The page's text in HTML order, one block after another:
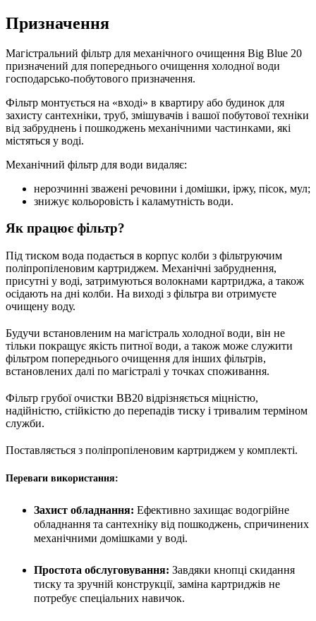
Призначення
Магістральний фільтр для механічного очищення Big Blue 20
призначений для попереднього очищення холодної води
господарсько-побутового призначення.
Фільтр монтується на «вході» в квартиру або будинок для
захисту сантехніки, труб, змішувачів і вашої побутової техніки
від забруднень і пошкоджень механічними частинками, які
містяться у воді.
Механічний фільтр для води видаляє:
нерозчинні зважені речовини і домішки, іржу, пісок, мул;
знижує кольоровість і каламутність води.
Як працює фільтр?
Під тиском вода подається в корпус колби з фільтруючим
поліпропіленовим картриджем. Механічні забруднення,
присутні у воді, затримуються волокнами картриджа, а також
осідають на дні колби. На виході з фільтра ви отримуєте
очищену воду.
Будучи встановленим на магістраль холодної води, він не
тільки покращує якість питної води, а також може служити
фільтром попереднього очищення для інших фільтрів,
встановлених далі по магістралі у точках споживання.
Фільтр грубої очистки BB20 відрізняється міцністю,
надійністю, стійкістю до перепадів тиску і тривалим терміном
служби.
Поставляється з поліпропіленовим картриджем у комплекті.
Переваги використання:
Захист обладнання: Ефективно захищає водогрійне
обладнання та сантехніку від пошкоджень, спричинених
механічними домішками у воді.
Простота обслуговування: Завдяки кнопці скидання
тиску та зручній конструкції, заміна картриджів не
потребує спеціальних навичок.